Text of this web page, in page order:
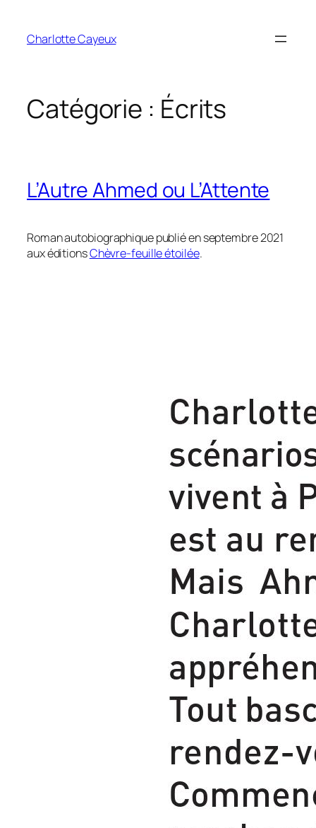
contenu
Charlotte Cayeux
Catégorie : Écrits
L’Autre Ahmed ou L’Attente
Roman autobiographique publié en septembre 2021
aux éditionsChèvre-feuille étoilée.